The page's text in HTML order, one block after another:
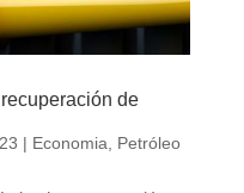
de
| Economia, Petróleo